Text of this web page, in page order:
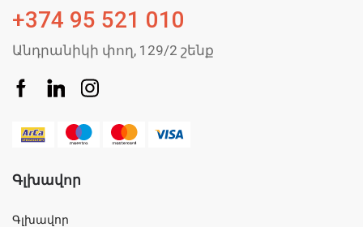
+374 95 521 010
Անդրանիկի փող, 129/2 շենք
Գլխավոր
Գլխավոր